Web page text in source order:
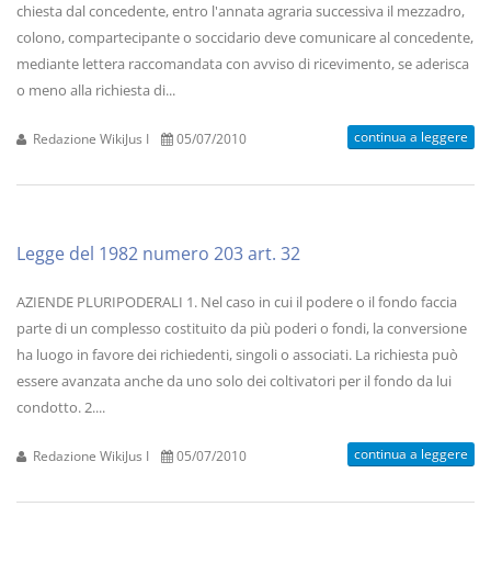
chiesta dal concedente, entro l'annata agraria successiva il mezzadro,
colono, compartecipante o soccidario deve comunicare al concedente,
mediante lettera raccomandata con avviso di ricevimento, se aderisca
o meno alla richiesta di...
Redazione WikiJus I 05/07/2010 continua a leggere
Legge del 1982 numero 203 art. 32
AZIENDE PLURIPODERALI 1. Nel caso in cui il podere o il fondo faccia
parte di un complesso costituito da più poderi o fondi, la conversione
ha luogo in favore dei richiedenti, singoli o associati. La richiesta può
essere avanzata anche da uno solo dei coltivatori per il fondo da lui
condotto. 2....
Redazione WikiJus I 05/07/2010 continua a leggere